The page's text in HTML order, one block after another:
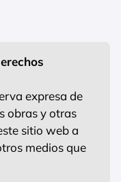
expresa de
obras y otras
sitio web a
medios que